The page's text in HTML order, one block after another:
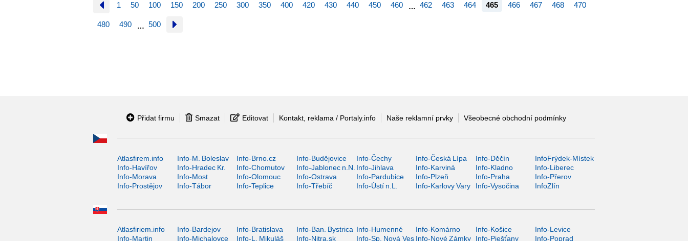
1 50 100 150 200 250 300 350 400 420 430 440 450 460 … 462 463 464 465 466 467 468 470
480 490 … 500
Přidat firmu Smazat Editovat Kontakt, reklama / Portaly.info Naše reklamní prvky Všeobecné obchodní podmínky
Atlasfirem.info Info-M. Boleslav Info-Brno.cz Info-Budějovice Info-Čechy Info-Česká Lípa Info-Děčín
InfoFrýdek-Místek
Info-Havířov
Info-Hradec Kr. Info-Chomutov Info-Jablonec n.N. Info-Jihlava Info-Karviná Info-Kladno
Info-Liberec
Info-Morava
Info-Most Info-Olomouc Info-Ostrava Info-Pardubice Info-Plzeň Info-Praha
Info-Přerov
Info-Prostějov
Info-Tábor Info-Teplice Info-Třebíč Info-Ústí n.L. Info-Karlovy Vary Info-Vysočina InfoZlín
Atlasfiriem.info Info-Bardejov Info-Bratislava Info-Ban. Bystrica Info-Humenné Info-Komárno Info-Košice
Info-Levice
Info-Martin
Info-Michalovce Info-L. Mikuláš Info-Nitra.sk Info-Sp. Nová Ves Info-Nové Zámky Info-Piešťany Info-Poprad